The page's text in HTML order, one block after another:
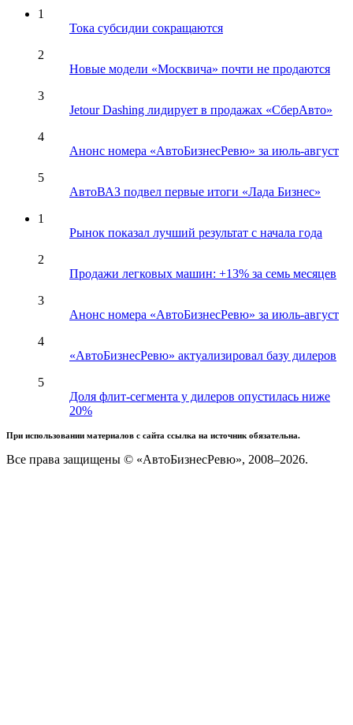
1
Тока субсидии сокращаются
2
Новые модели «Москвича» почти не продаются
3
Jetour Dashing лидирует в продажах «СберАвто»
4
Анонс номера «АвтоБизнесРевю» за июль-август
5
АвтоВАЗ подвел первые итоги «Лада Бизнес»
1
Рынок показал лучший результат с начала года
2
Продажи легковых машин: +13% за семь месяцев
3
Анонс номера «АвтоБизнесРевю» за июль-август
4
«АвтоБизнесРевю» актуализировал базу дилеров
5
Доля флит-сегмента у дилеров опустилась ниже
20%
При использовании материалов с сайта ссылка на источник обязательна.
Все права защищены © «АвтоБизнесРевю», 2008–2026.